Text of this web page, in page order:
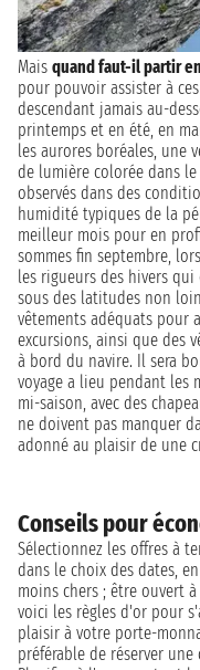
Mais quand faut-il partir
pour pouvoir assister à
descendant jamais au-
printemps et en été, en
les aurores boréales, une
de lumière colorée dans
observés dans des
humidité typiques de la
meilleur mois pour en
sommes fin septembre,
les rigueurs des hivers
sous des latitudes non
vêtements adéquats pour
excursions, ainsi que des
à bord du navire. Il sera
voyage a lieu pendant les
mi-saison, avec des
ne doivent pas manquer
adonné au plaisir de une
Conseils pour
Sélectionnez les offres à
dans le choix des dates,
moins chers ; être ouvert
voici les règles d'or pour
plaisir à votre porte-
préférable de réserver